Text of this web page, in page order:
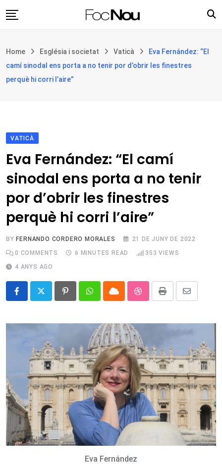
to
Filosofia i teologia
Cultura
Botiga
Home Església i societat Vaticà
Eva Fernández: “El
camí sinodal ens porta a no tenir por d’obrir les finestres
perquè hi corri l’aire”
VATICÀ
Eva Fernández: “El camí
sinodal ens porta a no tenir
por d’obrir les finestres
perquè hi corri l’aire”
BY FERNANDO CORDERO MORALES
21 DE JUNY DE 2022
0 COMMENTS 6 MINUTES READ 353 VIEWS
4 ANYS AGO
PinterestWhatsappCloud StumbleUpon
Print
Share
Email
Eva Fernández